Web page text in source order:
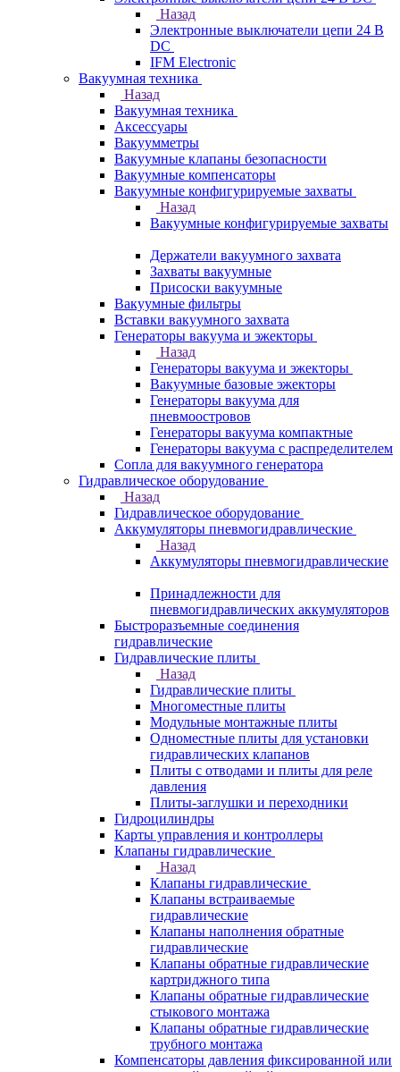
Назад
Электронные выключатели цепи 24 В
DC
IFM Electronic
Вакуумная техника
Назад
Вакуумная техника
Аксессуары
Вакуумметры
Вакуумные клапаны безопасности
Вакуумные компенсаторы
Вакуумные конфигурируемые захваты
Назад
Вакуумные конфигурируемые захваты
Держатели вакуумного захвата
Захваты вакуумные
Присоски вакуумные
Вакуумные фильтры
Вставки вакуумного захвата
Генераторы вакуума и эжекторы
Назад
Генераторы вакуума и эжекторы
Вакуумные базовые эжекторы
Генераторы вакуума для
пневмоостровов
Генераторы вакуума компактные
Генераторы вакуума с распределителем
Сопла для вакуумного генератора
Гидравлическое оборудование
Назад
Гидравлическое оборудование
Аккумуляторы пневмогидравлические
Назад
Аккумуляторы пневмогидравлические
Принадлежности для
пневмогидравлических аккумуляторов
Быстроразъемные соединения
гидравлические
Гидравлические плиты
Назад
Гидравлические плиты
Многоместные плиты
Модульные монтажные плиты
Одноместные плиты для установки
гидравлических клапанов
Плиты с отводами и плиты для реле
давления
Плиты-заглушки и переходники
Гидроцилиндры
Карты управления и контроллеры
Клапаны гидравлические
Назад
Клапаны гидравлические
Клапаны встраиваемые
гидравлические
Клапаны наполнения обратные
гидравлические
Клапаны обратные гидравлические
картриджного типа
Клапаны обратные гидравлические
стыкового монтажа
Клапаны обратные гидравлические
трубного монтажа
Компенсаторы давления фиксированной или